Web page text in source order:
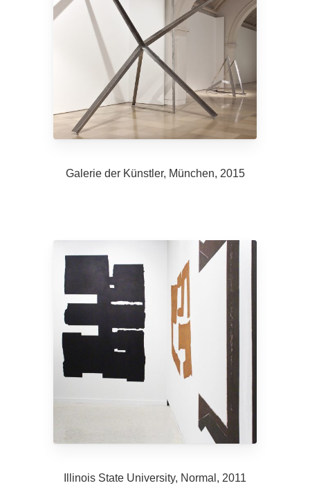
Galerie der Künstler, München, 2015
Illinois State University, Normal, 2011